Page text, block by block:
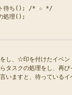
待ち(); /* ☆ */
処理();
し、☆印を付けたイベン
タスクの処理をし、再び
いますと、待っている